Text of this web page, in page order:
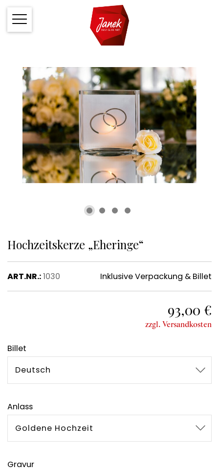
Hochzeitskerze „Eheringe“
ART.NR.:1030 Inklusive Verpackung & Billet
93,00 €
zzgl. Versandkosten
Billet
Deutsch
Anlass
Goldene Hochzeit
Gravur